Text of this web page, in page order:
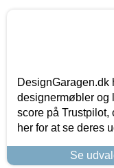
DesignGaragen.dk
designermøbler og
score på
her for at se deres
Se